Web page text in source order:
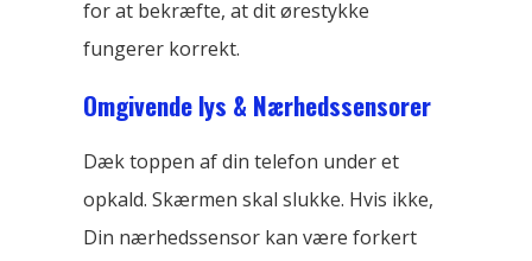
for at bekræfte, at dit ørestykke
fungerer korrekt.
Omgivende lys & Nærhedssensorer
Dæk toppen af ​​din telefon under et
opkald. Skærmen skal slukke. Hvis ikke,
Din nærhedssensor kan være forkert